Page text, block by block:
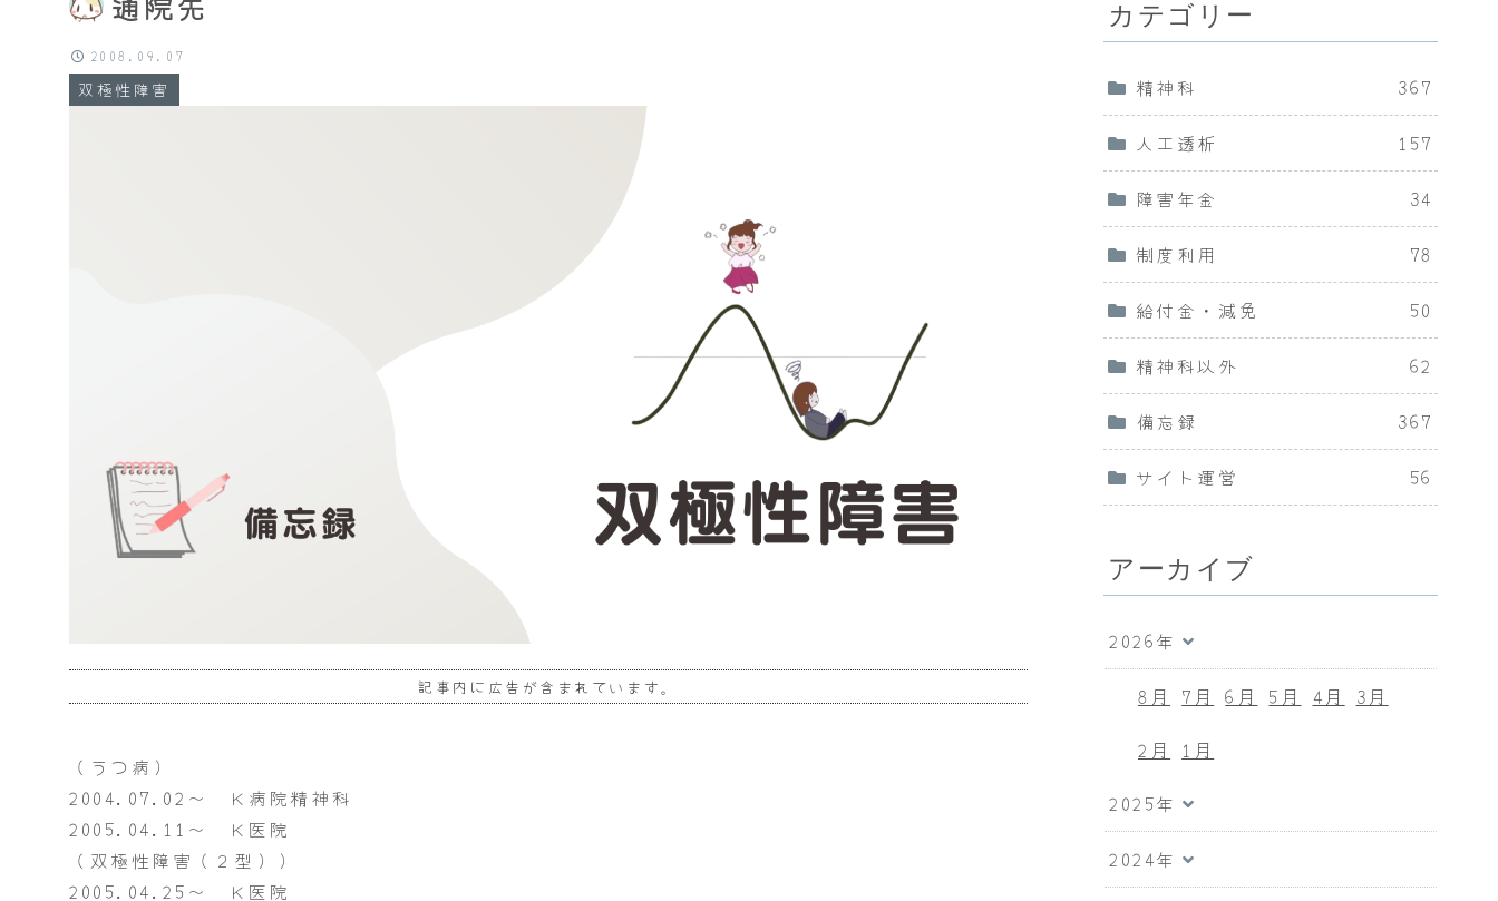
双極性障害
2008.09.07
記事内に広告が含まれています。
（うつ病）
2004.07.02～ Ｋ病院精神科
2005.04.11～ Ｋ医院
（双極性障害（２型））
2005.04.25～ Ｋ医院
カテゴリー
精神科 367
人工透析 157
障害年金 34
制度利用 78
給付金・減免 50
精神科以外 62
備忘録 367
サイト運営 56
アーカイブ
2026年
8月 7月 6月 5月 4月
3月
2月
1月
2025年
2024年